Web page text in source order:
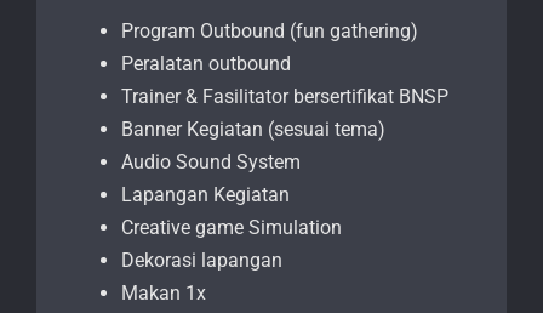
Program Outbound (fun gathering)
Peralatan outbound
Trainer & Fasilitator bersertifikat BNSP
Banner Kegiatan (sesuai tema)
Audio Sound System
Lapangan Kegiatan
Creative game Simulation
Dekorasi lapangan
Makan 1x